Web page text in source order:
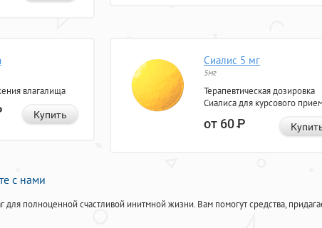
влагалища
Купить
Сиалис 5 мг
5мг
Терапевтическая дозировка
Сиалиса для курсового
от 60Р
с нами
полноценной счастливой инитмной жизни. Вам помогут средства,